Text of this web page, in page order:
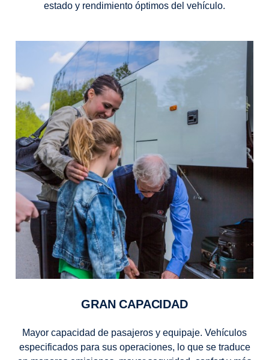
estado y rendimiento óptimos del vehículo.
GRAN CAPACIDAD
Mayor capacidad de pasajeros y equipaje. Vehículos
especificados para sus operaciones, lo que se traduce